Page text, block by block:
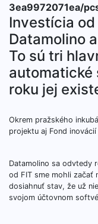
3ea9972071ea/
Investícia
Datamolino
To sú tri
automatické
roku jej
Okrem pražského
projektu aj Fond
Datamolino sa odvtedy
od FIT sme mohli začať
dosiahnuť stav, že už
svojom účtovnom